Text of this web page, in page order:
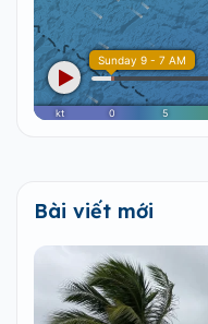
Bài viết mới